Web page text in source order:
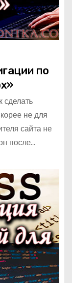
по
сделать
не для
сайта не
после…